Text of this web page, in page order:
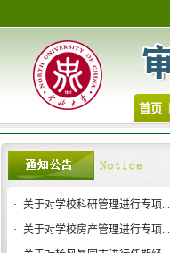
首页
· 关于对学校科研管理进行专项...
· 关于对学校房产管理进行专项...